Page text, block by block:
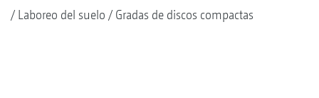
Laboreo del suelo
Gradas de discos compactas